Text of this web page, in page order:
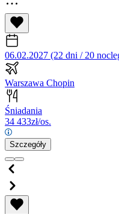
06.02.2027 (22 dni / 20
Warszawa Chopin
Śniadania
34 433zł/os.
Szczegóły